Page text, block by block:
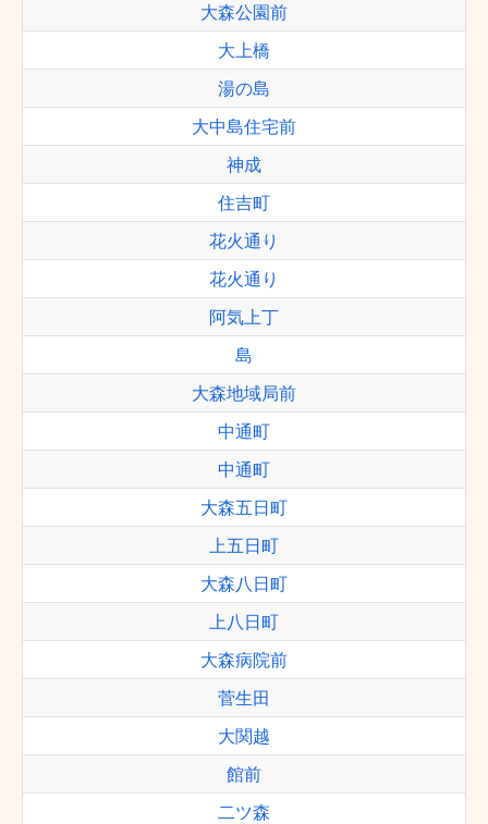
大森公園前
大上橋
湯の島
大中島住宅前
神成
住吉町
花火通り
花火通り
阿気上丁
島
大森地域局前
中通町
中通町
大森五日町
上五日町
大森八日町
上八日町
大森病院前
菅生田
大関越
館前
二ツ森